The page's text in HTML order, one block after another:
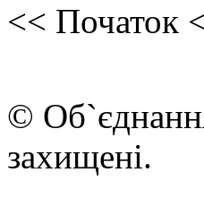
<< Початок
©
захищені.